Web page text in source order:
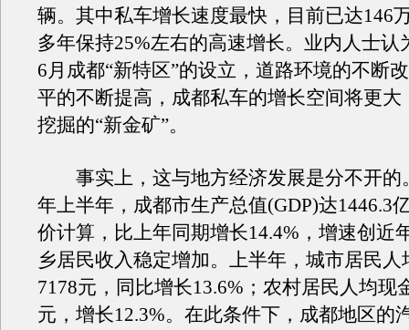
辆。其中私车增长速度最快，目前已达146
多年保持25%左右的高速增长。业内人士认
6月成都“新特区”的设立，道路环境的不断
平的不断提高，成都私车的增长空间将更大
挖掘的“新金矿”。
事实上，这与地方经济发展是分不开的
年上半年，成都市生产总值(GDP)达1446.3
价计算，比上年同期增长14.4%，增速创近
乡居民收入稳定增加。上半年，城市居民人
7178元，同比增长13.6%；农村居民人均现
元，增长12.3%。在此条件下，成都地区的